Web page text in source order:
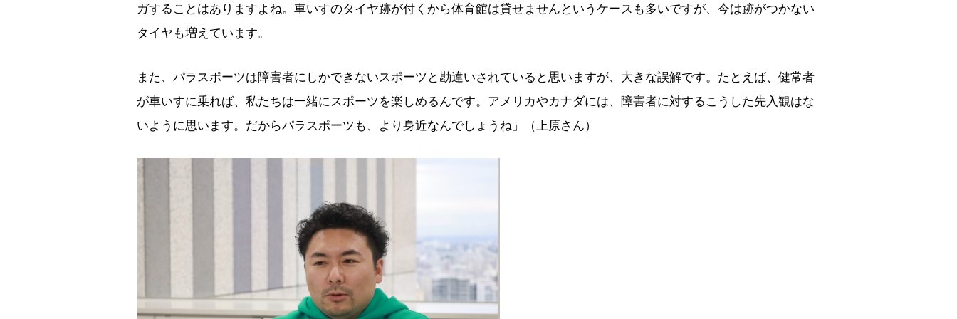
ガすることはありますよね。車いすのタイヤ跡が付くから体育館は貸せませんというケースも多いですが、今は跡がつかない
タイヤも増えています。
また、パラスポーツは障害者にしかできないスポーツと勘違いされていると思いますが、大きな誤解です。たとえば、健常者
が車いすに乗れば、私たちは一緒にスポーツを楽しめるんです。アメリカやカナダには、障害者に対するこうした先入観はな
いように思います。だからパラスポーツも、より身近なんでしょうね」（上原さん）